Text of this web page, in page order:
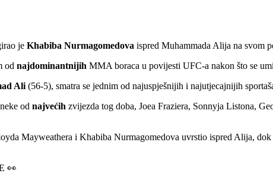
jeKhabiba Nurmagomedova ispred Muhammada Alija na svom
odnajdominantnijihMMA boraca u povijesti UFC-a nakon što se
Ali(56-5), smatra se jednim od najuspješnijih i najutjecajnijih
od najvećih zvijezda tog doba, Joea Fraziera, Sonnyja Listona,
Mayweathera i Khabiba Nurmagomedova uvrstio ispred Alija,
👀